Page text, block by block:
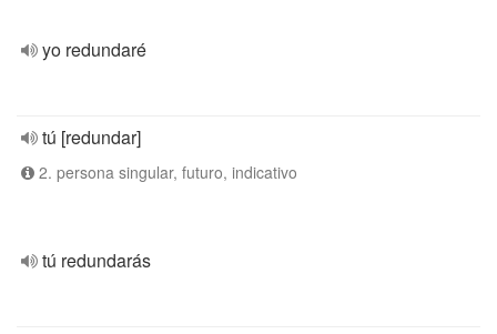
yo redundaré
tú [redundar]
2. persona singular, futuro, indicativo
tú redundarás